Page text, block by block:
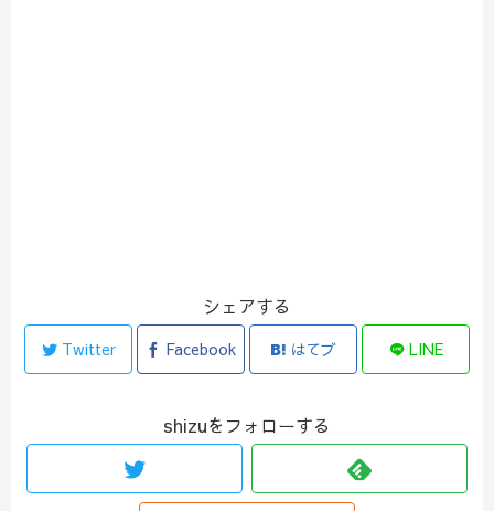
シェアする
Twitter Facebook はてブ LINE
shizuをフォローする